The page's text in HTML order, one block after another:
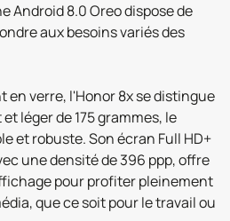
Android 8.0 Oreo dispose de
aux besoins variés des
en verre, l'Honor 8x se distingue
léger de 175 grammes, le
et robuste. Son écran Full HD+
une densité de 396 ppp, offre
pour profiter pleinement
que ce soit pour le travail ou